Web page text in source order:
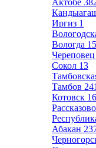
Актобе
Иргиз 1
Вологда
Череповец
Сокол 13
Тамбов 241
Котовск 16
Рассказово
Абакан